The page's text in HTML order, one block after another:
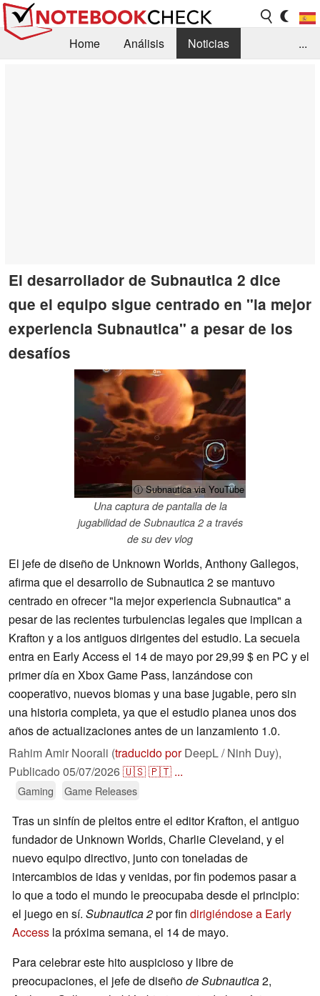
Home Análisis
Noticias
...
El desarrollador de Subnautica 2 dice
que el equipo sigue centrado en "la mejor
experiencia Subnautica" a pesar de los
desafíos
ⓘ Subnautica via YouTube
Una captura de pantalla de la
jugabilidad de Subnautica 2 a través
de su dev vlog
El jefe de diseño de Unknown Worlds, Anthony Gallegos,
afirma que el desarrollo de Subnautica 2 se mantuvo
centrado en ofrecer "la mejor experiencia Subnautica" a
pesar de las recientes turbulencias legales que implican a
Krafton y a los antiguos dirigentes del estudio. La secuela
entra en Early Access el 14 de mayo por 29,99 $ en PC y el
primer día en Xbox Game Pass, lanzándose con
cooperativo, nuevos biomas y una base jugable, pero sin
una historia completa, ya que el estudio planea unos dos
años de actualizaciones antes de un lanzamiento 1.0.
Rahim Amir Noorali (traducido porDeepL / Ninh Duy),
Publicado 05/07/2026🇺🇸🇵🇹 ...
Gaming Game Releases
Tras un sinfín de pleitos entre el editor Krafton, el antiguo
fundador de Unknown Worlds, Charlie Cleveland, y el
nuevo equipo directivo, junto con toneladas de
intercambios de idas y venidas, por fin podemos pasar a
lo que a todo el mundo le preocupaba desde el principio:
el juego en sí. Subnautica 2por fin dirigiéndose a Early
Access la próxima semana, el 14 de mayo.
Para celebrar este hito auspicioso y libre de
preocupaciones, el jefe de diseñode Subnautica2,